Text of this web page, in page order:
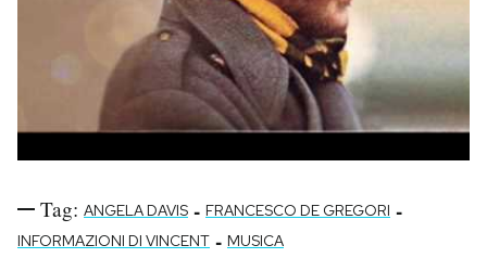
Tag: ANGELA DAVIS - FRANCESCO DE GREGORI -
INFORMAZIONI DI VINCENT - MUSICA